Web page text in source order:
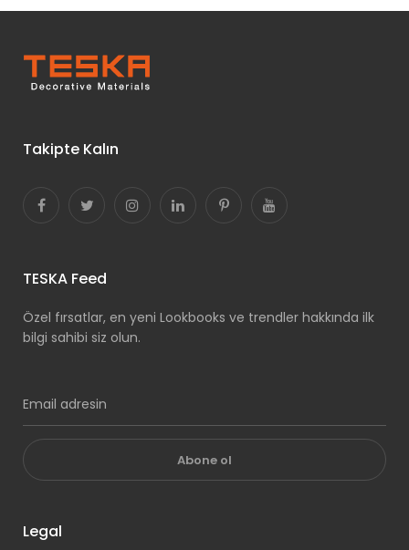
Takipte Kalın
TESKA Feed
Özel fırsatlar, en yeni Lookbooks ve trendler hakkında ilk
bilgi sahibi siz olun.
Abone ol
Legal